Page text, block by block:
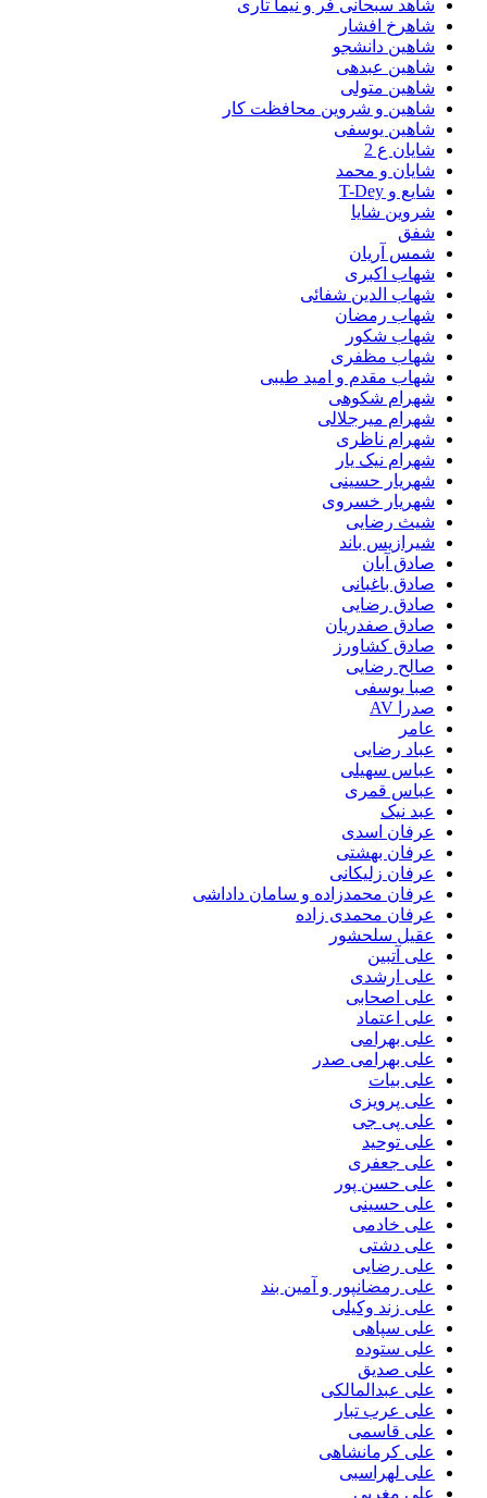
شاهد سبحانی فر و نیما تاری
شاهرخ افشار
شاهین دانشجو
شاهین عبدهی
شاهین متولی
شاهین و شروین محافظت کار
شاهین یوسفی
شایان ع 2
شایان و محمد
شایع و T-Dey
شروین شایا
شفق
شمس آریان
شهاب اکبری
شهاب الدین شفائی
شهاب رمضان
شهاب شکور
شهاب مظفری
شهاب مقدم و امید طیبی
شهرام شکوهی
شهرام میرجلالی
شهرام ناظری
شهرام نیک یار
شهریار حسینی
شهریار خسروی
شیث رضایی
شیرازیس باند
صادق آبان
صادق باغبانی
صادق رضایی
صادق صفدریان
صادق کشاورز
صالح رضایی
صبا یوسفی
صدرا AV
عامر
عباد رضایی
عباس سهیلی
عباس قمری
عبد نیک
عرفان اسدی
عرفان بهشتی
عرفان زلیکانی
عرفان محمدزاده و سامان داداشی
عرفان محمدی زاده
عقیل سلحشور
علی آتبین
علی ارشدی
علی اصحابی
علی اعتماد
علی بهرامی
علی بهرامی صدر
علی بیات
علی پرویزی
علی پی جی
علی توحید
علی جعفری
علی حسن پور
علی حسینی
علی خادمی
علی دشتی
علی رضایی
علی رمضانپور و آمین بند
علی زند وکیلی
علی سپاهی
علی ستوده
علی صدیق
علی عبدالمالکی
علی عرب تبار
علی قاسمی
علی کرمانشاهی
علی لهراسبی
علی مغربی